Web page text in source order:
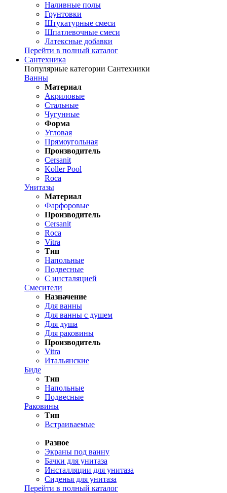
Наливные полы
Грунтовки
Штукатурные смеси
Шпатлевочные смеси
Латексные добавки
Перейти в полный каталог
Сантехника
Популярные категории Сантехники
Ванны
Материал
Акриловые
Стальные
Чугунные
Форма
Угловая
Прямоугольная
Производитель
Cersanit
Koller Pool
Roca
Унитазы
Материал
Фарфоровые
Производитель
Cersanit
Roca
Vitra
Тип
Напольные
Подвесные
С инсталяцией
Смесители
Назначение
Для ванны
Для ванны с душем
Для душа
Для раковины
Производитель
Vitra
Итальянские
Биде
Тип
Напольные
Подвесные
Раковины
Тип
Встраиваемые
Разное
Экраны под ванну
Бачки для унитаза
Инсталляции для унитаза
Сиденья для унитаза
Перейти в полный каталог